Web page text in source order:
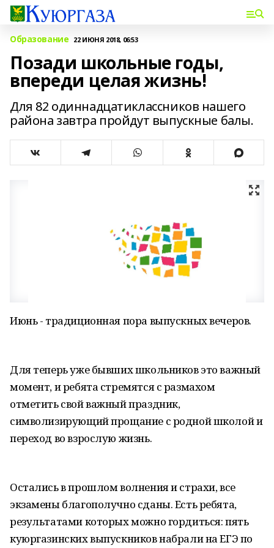
Образование 22 ИЮНЯ 2018, 06:53
Позади школьные годы,
впереди целая жизнь!
Для 82 одиннадцатиклассников нашего
района завтра пройдут выпускные балы.
Июнь - традиционная пора выпускных вечеров.
Для теперь уже бывших школьников это важный
момент, и ребята стремятся с размахом
отметить свой важный праздник,
символизирующий прощание с родной школой и
переход во взрослую жизнь.
Остались в прошлом волнения и страхи, все
экзамены благополучно сданы. Есть ребята,
результатами которых можно гордиться: пять
куюргазинских выпускников набрали на ЕГЭ по